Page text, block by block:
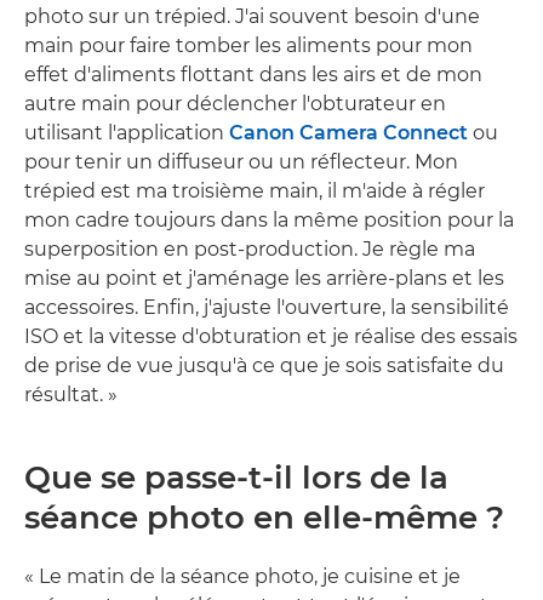
photo sur un trépied. J'ai souvent besoin d'une
main pour faire tomber les aliments pour mon
effet d'aliments flottant dans les airs et de mon
autre main pour déclencher l'obturateur en
utilisant l'application Canon Camera Connect ou
pour tenir un diffuseur ou un réflecteur. Mon
trépied est ma troisième main, il m'aide à régler
mon cadre toujours dans la même position pour la
superposition en post-production. Je règle ma
mise au point et j'aménage les arrière-plans et les
accessoires. Enfin, j'ajuste l'ouverture, la sensibilité
ISO et la vitesse d'obturation et je réalise des essais
de prise de vue jusqu'à ce que je sois satisfaite du
résultat. »
Que se passe-t-il lors de la
séance photo en elle-même ?
« Le matin de la séance photo, je cuisine et je